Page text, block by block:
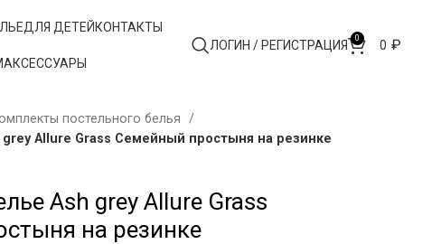
ДЛЯ ДЕТЕЙ КОНТАКТЫ
АКСЕССУАРЫ
ЛОГИН / РЕГИСТРАЦИЯ 0 0 ₽
постельного белья
Allure Grass Семейный простыня на резинке
Ash grey Allure Grass
на резинке